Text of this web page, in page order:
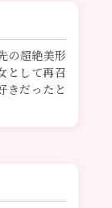
の超絶美形
として再召
きだったと